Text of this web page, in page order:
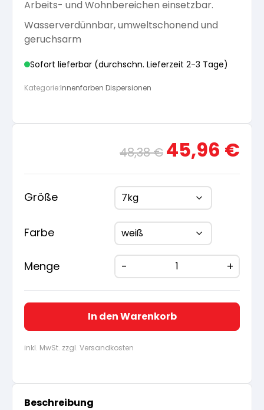
Öle für Außen
Versiegelung für Beton
Kalkfarben
Anti Schimmelfarbe
Spezialfarben
Silikatfarben
Pflege und Reinigung
Spezialprodukte
Dichtmassen
Arbeits- und Wohnbereichen einsetzbar.
Wasserverdünnbar, umweltschonend und
geruchsarm
Sofort lieferbar (durchschn. Lieferzeit 2-3 Tage)
Kategorie:Innenfarben Dispersionen
48,38€
Ursprünglicher
Preis
war:
48,38 €
45,96 €
ist:
Größe
Farbe
Menge
In den Warenkorb
inkl. MwSt. zzgl. Versandkosten
Beschreibung